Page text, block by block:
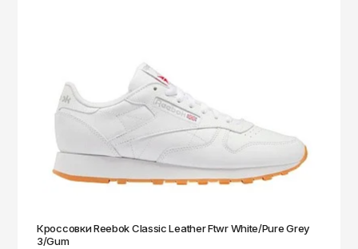
Кроссовки Reebok Classic Leather Ftwr White/Pure Grey
3/Gum